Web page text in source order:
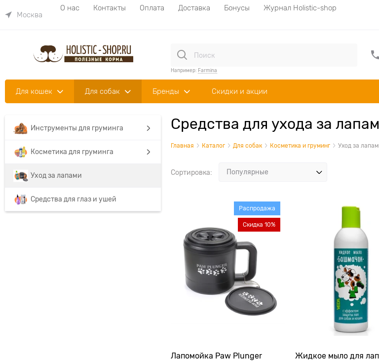
Москва
О нас Контакты Оплата Доставка Бонусы
Журнал Holistic-shop
Например: Farmina
Для кошек Для собак Бренды Скидки и акции
Инструменты для груминга
Косметика для груминга
Уход за лапами
Средства для глаз и ушей
Средства для ухода за
Главная Каталог Для собак Косметика и груминг Уход за
Сортировка:
Лапомойка Paw Plunger
Распродажа
Скидка 10%
Жидкое мыло для лап